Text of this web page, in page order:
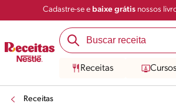
Cadastre-se e baixe grátisnossos
Receitas Cursos
Receitas
Salvar